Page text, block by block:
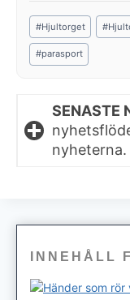
Post
Tags:
#Hjultorget #
#parasport
SENASTE
nyheterna.
INNEHÅLL